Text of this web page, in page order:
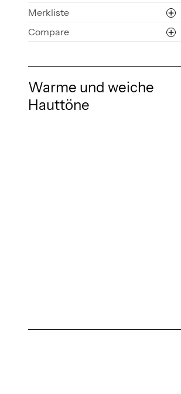
Merkliste
Compare
Warme und weiche
Hauttöne